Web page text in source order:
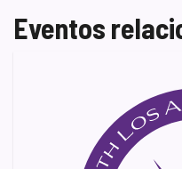
Eventos